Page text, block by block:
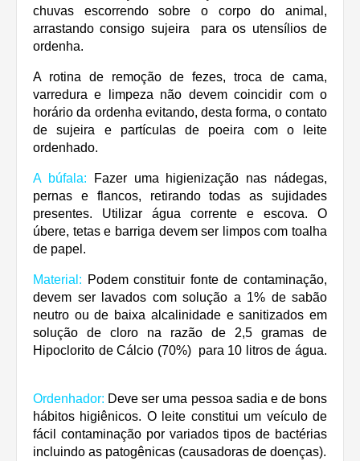
chuvas escorrendo sobre o corpo do animal,
arrastando consigo sujeira para os utensílios de
ordenha.
A rotina de remoção de fezes, troca de cama,
varredura e limpeza não devem coincidir com o
horário da ordenha evitando, desta forma, o contato
de sujeira e partículas de poeira com o leite
ordenhado.
A búfala: Fazer uma higienização nas nádegas,
pernas e flancos, retirando todas as sujidades
presentes. Utilizar água corrente e escova. O
úbere, tetas e barriga devem ser limpos com toalha
de papel.
Material: Podem constituir fonte de contaminação,
devem ser lavados com solução a 1% de sabão
neutro ou de baixa alcalinidade e sanitizados em
solução de cloro na razão de 2,5 gramas de
Hipoclorito de Cálcio (70%) para 10 litros de água.
Ordenhador: Deve ser uma pessoa sadia e de bons
hábitos higiênicos. O leite constitui um veículo de
fácil contaminação por variados tipos de bactérias
incluindo as patogênicas (causadoras de doenças).